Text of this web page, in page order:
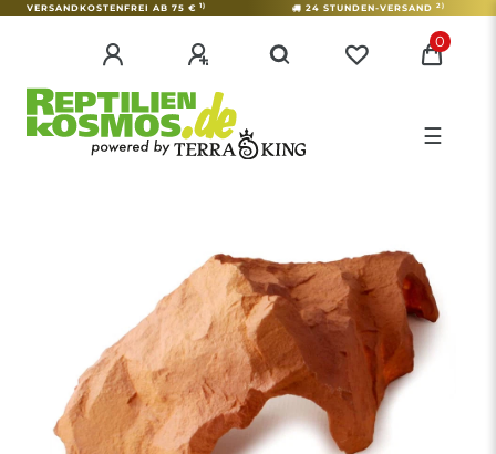
VERSANDKOSTENFREI AB 75 € 1) 24 STUNDEN-VERSAND 2)
0
☰